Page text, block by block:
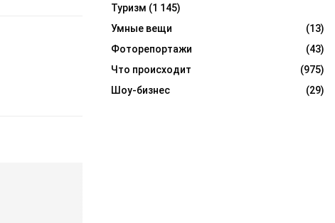
Туризм (1 145)
Умные вещи
(13)
Фоторепортажи
(43)
Что происходит
(975)
Шоу-бизнес
(29)